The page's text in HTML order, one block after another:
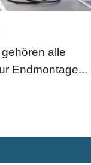
alle
Endmontage...